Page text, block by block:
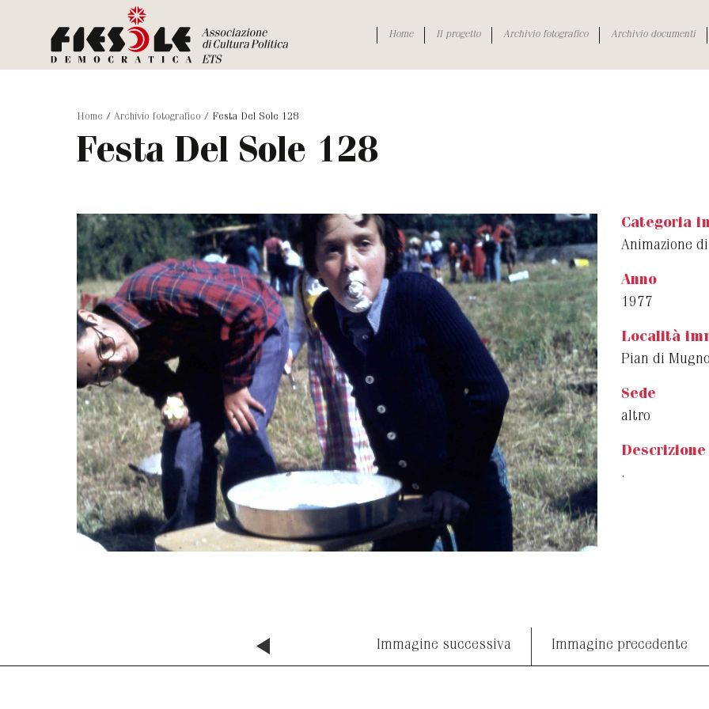
Home Il progetto Archivio fotografico Archivio documenti
Home / Archivio fotografico / Festa Del Sole 128
Festa Del Sole 128
Categoria
Animazione
Anno
1977
Località
Pian di
Sede
altro
Descrizione
.
Immagine successiva Immagine precedente